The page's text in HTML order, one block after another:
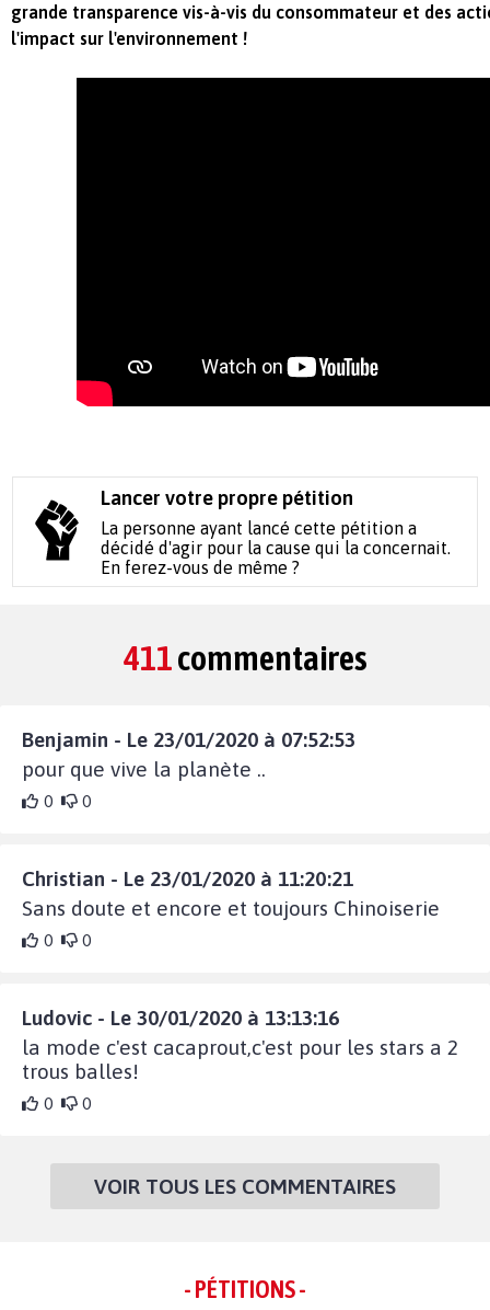
grande transparence vis-à-vis du consommateur et des
l'impact sur l'environnement !
Lancer votre propre pétition
La personne ayant lancé cette pétition a
décidé d'agir pour la cause qui la concernait.
En ferez-vous de même ?
411commentaires
Benjamin - Le 23/01/2020 à 07:52:53
pour que vive la planète ..
0 0
Christian - Le 23/01/2020 à 11:20:21
Sans doute et encore et toujours Chinoiserie
0 0
Ludovic - Le 30/01/2020 à 13:13:16
la mode c'est cacaprout,c'est pour les stars a 2
trous balles!
0 0
VOIR TOUS LES COMMENTAIRES
- PÉTITIONS -